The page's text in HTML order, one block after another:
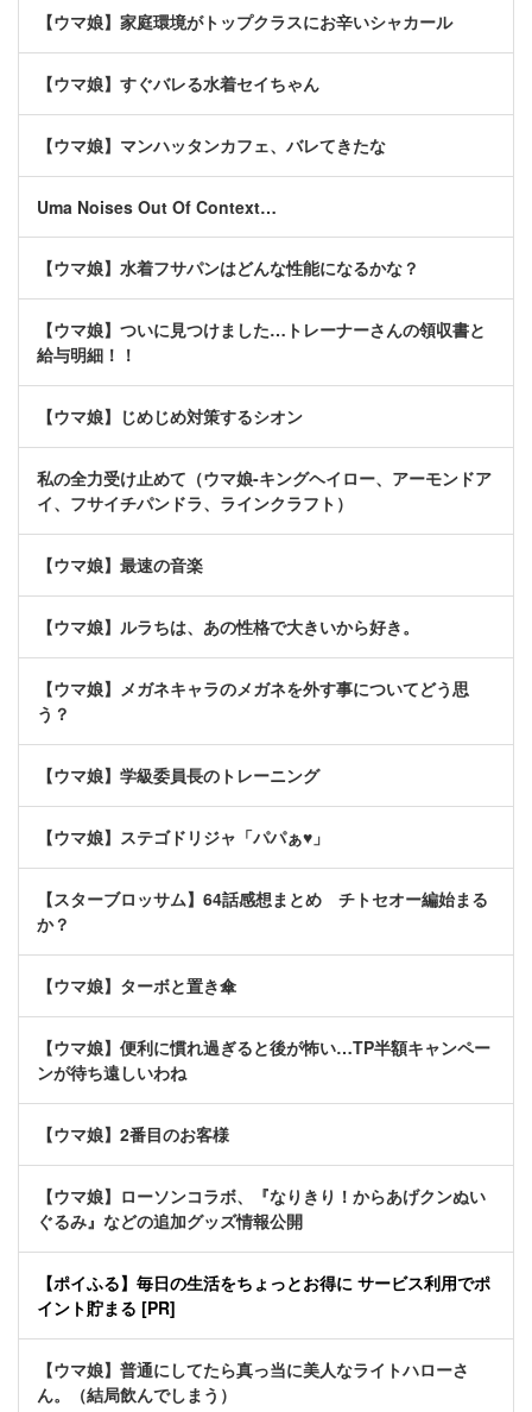
【ウマ娘】家庭環境がトップクラスにお辛いシャカール
【ウマ娘】すぐバレる水着セイちゃん
【ウマ娘】マンハッタンカフェ、バレてきたな
Uma Noises Out Of Context…
【ウマ娘】水着フサパンはどんな性能になるかな？
【ウマ娘】ついに見つけました…トレーナーさんの領収書と
給与明細！！
【ウマ娘】じめじめ対策するシオン
私の全力受け止めて（ウマ娘-キングヘイロー、アーモンドア
イ、フサイチパンドラ、ラインクラフト）
【ウマ娘】最速の音楽
【ウマ娘】ルラちは、あの性格で大きいから好き。
【ウマ娘】メガネキャラのメガネを外す事についてどう思
う？
【ウマ娘】学級委員長のトレーニング
【ウマ娘】ステゴドリジャ「パパぁ♥」
【スターブロッサム】64話感想まとめ チトセオー編始まる
か？
【ウマ娘】ターボと置き傘
【ウマ娘】便利に慣れ過ぎると後が怖い…TP半額キャンペー
ンが待ち遠しいわね
【ウマ娘】2番目のお客様
【ウマ娘】ローソンコラボ、『なりきり！からあげクンぬい
ぐるみ』などの追加グッズ情報公開
【ポイふる】毎日の生活をちょっとお得に サービス利用でポ
イント貯まる [PR]
【ウマ娘】普通にしてたら真っ当に美人なライトハローさ
ん。（結局飲んでしまう）